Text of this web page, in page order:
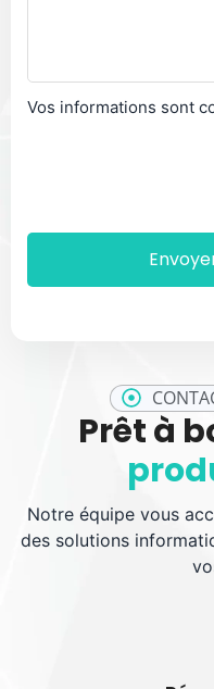
Prêt à
Notre équipe vous
des solutions
Vos informations sont